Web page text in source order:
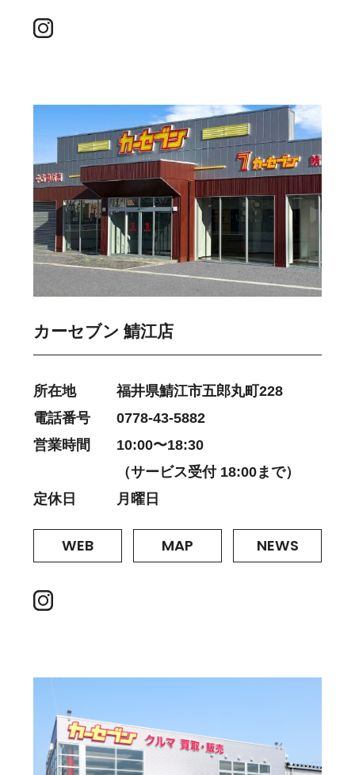
カーセブン 鯖江店
所在地
福井県鯖江市五郎丸町228
電話番号
0778-43-5882
営業時間
10:00〜18:30
（サービス受付 18:00まで）
定休日
月曜日
WEB MAP NEWS